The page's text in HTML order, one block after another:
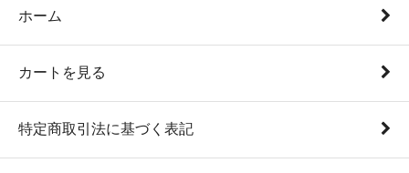
ホーム
カートを見る
特定商取引法に基づく表記